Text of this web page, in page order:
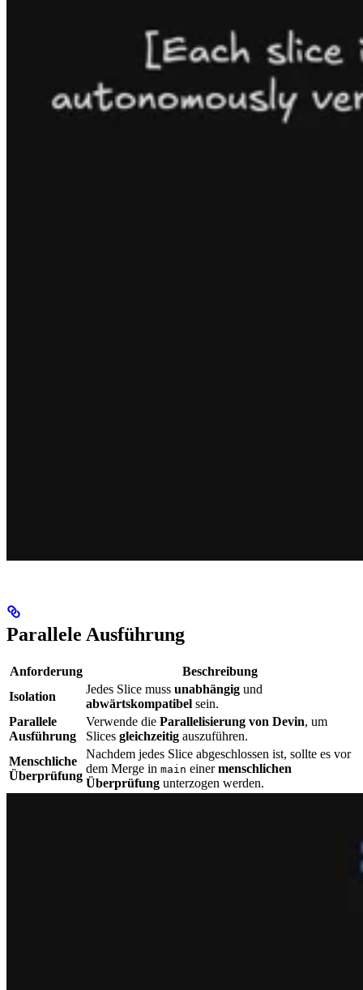
Parallele Ausführung
Anforderung
Beschreibung
Isolation
Jedes Slice muss unabhängig und
abwärtskompatibel sein.
Parallele
Ausführung
Verwende die Parallelisierung von Devin, um
Slices gleichzeitig auszuführen.
Menschliche
Überprüfung
Nachdem jedes Slice abgeschlossen ist, sollte es vor
dem Merge in main einermenschlichen
Überprüfung unterzogen werden.